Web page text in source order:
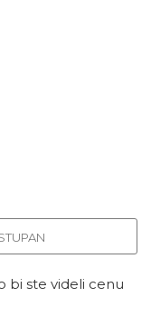
bi ste videli cenu